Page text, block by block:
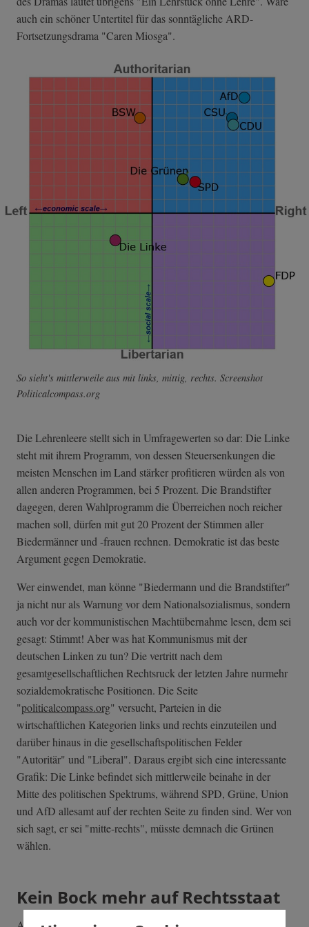
auch ein schöner Untertitel für das sonntägliche ARD-
Fortsetzungsdrama "Caren Miosga".
So sieht's mittlerweile aus mit links, mittig, rechts. Screenshot
Politicalcompass.org
Die Lehrenleere stellt sich in Umfragewerten so dar: Die Linke
steht mit ihrem Programm, von dessen Steuersenkungen die
meisten Menschen im Land stärker profitieren würden als von
allen anderen Programmen, bei 5 Prozent. Die Brandstifter
dagegen, deren Wahlprogramm die Überreichen noch reicher
machen soll, dürfen mit gut 20 Prozent der Stimmen aller
Biedermänner und -frauen rechnen. Demokratie ist das beste
Argument gegen Demokratie.
Wer einwendet, man könne "Biedermann und die Brandstifter"
ja nicht nur als Warnung vor dem Nationalsozialismus, sondern
auch vor der kommunistischen Machtübernahme lesen, dem sei
gesagt: Stimmt! Aber was hat Kommunismus mit der
deutschen Linken zu tun? Die vertritt nach dem
gesamtgesellschaftlichen Rechtsruck der letzten Jahre nurmehr
sozialdemokratische Positionen. Die Seite
"politicalcompass.org" versucht, Parteien in die
wirtschaftlichen Kategorien links und rechts einzuteilen und
darüber hinaus in die gesellschaftspolitischen Felder
"Autoritär" und "Liberal". Daraus ergibt sich eine interessante
Grafik: Die Linke befindet sich mittlerweile beinahe in der
Mitte des politischen Spektrums, während SPD, Grüne, Union
und AfD allesamt auf der rechten Seite zu finden sind. Wer von
sich sagt, er sei "mitte-rechts", müsste demnach die Grünen
wählen.
Kein Bock mehr auf Rechtsstaat